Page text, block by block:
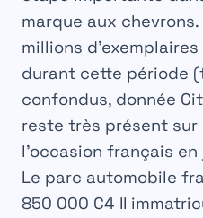
marque aux
millions
durant cette période
confondus, donnée
reste très présent sur
l’occasion français en
Le parc automobile
850 000 C4 II